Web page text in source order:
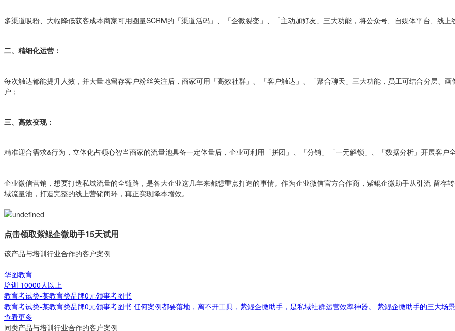
多渠道吸粉、大幅降低获客成本商家可用圈量SCRM的「渠道活码」、「企微裂变」、「主动加好友」三大功能，将公众号、自媒体平台、线上
二、精细化运营：
每次触达都能提升人效，并大量地留存客户粉丝关注后，商家可用「高效社群」、「客户触达」、「聚合聊天」三大功能，员工可结合分层、
户；
三、高效变现：
精准迎合需求&行为，立体化占领心智当商家的流量池具备一定体量后，企业可利用「拼团」、「分销」「一元解锁」、「数据分析」开展客户
企业微信营销，想要打造私域流量的全链路，是各大企业这几年来都想重点打造的事情。作为企业微信官方合作商，紫鲲企微助手从引流-留存
域流量池，打造完整的线上营销闭环，真正实现降本增效。
点击领取紫鲲企微助手15天试用
该产品与培训行业合作的客户案例
华图教育
培训 10000人以上
教育考试类-某教育类品牌0元领事考图书
教育考试类-某教育类品牌0元领事考图书 任何案例都要落地，离不开工具，紫鲲企微助手，是私域社群运营效率神器。 紫鲲企微助手的三大场
查看更多
同类产品与培训行业合作的客户案例